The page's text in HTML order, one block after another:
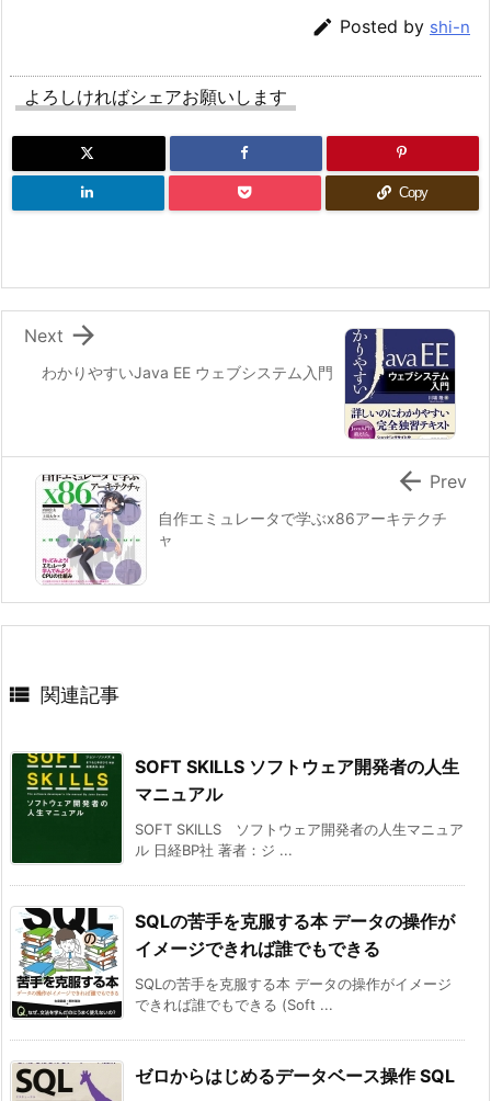
 Posted by shi-n
よろしければシェアお願いします
Copy
わかりやすいJava EE ウェブシステム入門

Next
自作エミュレータで学ぶx86アーキテクチ
ャ
 Prev
 関連記事
SOFT SKILLS ソフトウェア開発者の人生
マニュアル
SOFT SKILLS ソフトウェア開発者の人生マニュア
ル 日経BP社 著者：ジ ...
SQLの苦手を克服する本 データの操作が
イメージできれば誰でもできる
SQLの苦手を克服する本 データの操作がイメージ
できれば誰でもできる (Soft ...
ゼロからはじめるデータベース操作 SQL